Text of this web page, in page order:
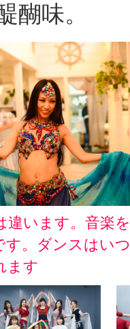
醐味。
違います。音楽
す。ダンスはい
ます